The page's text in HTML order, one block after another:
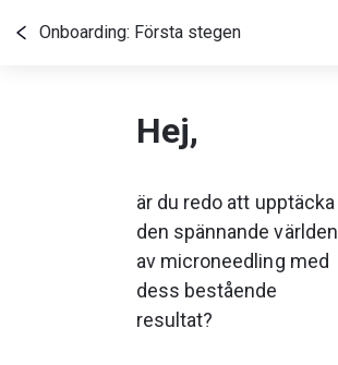
Onboarding: Första stegen
Hej,
är du redo att upptäcka
den spännande världen
av microneedling med
dess bestående
resultat?